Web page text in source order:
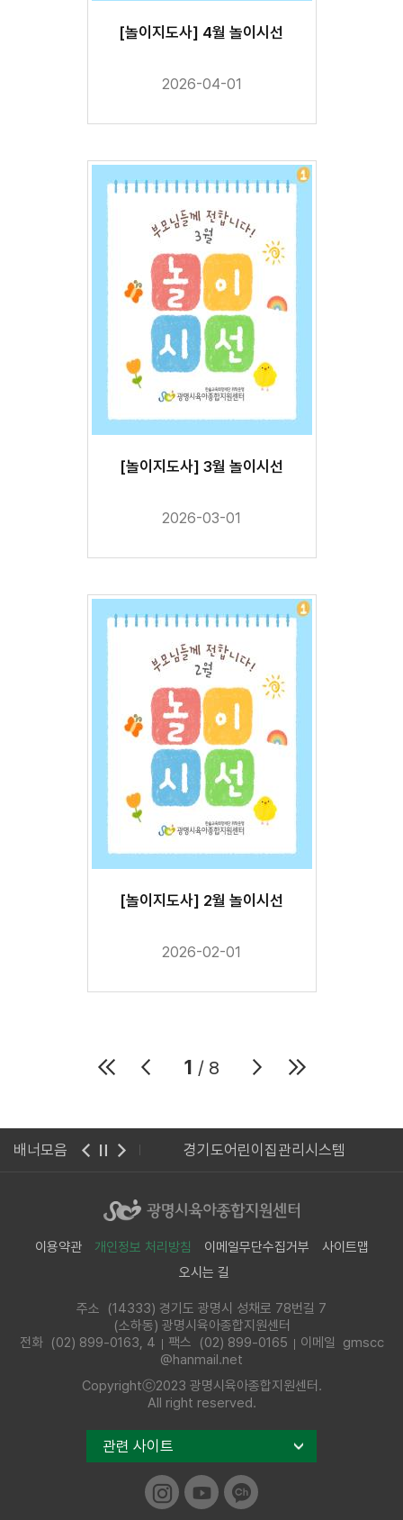
[놀이지도사] 4월 놀이시선
2026-04-01
[놀이지도사] 3월 놀이시선
2026-03-01
[놀이지도사] 2월 놀이시선
2026-02-01
1 / 8
배너모음
시청 경기도어린이집관리시스템
이용약관 개인정보 처리방침 이메일무단수집거부
사이트맵
오시는 길
주소 (14333) 경기도 광명시 성채로 78번길 7
(소하동) 광명시육아종합지원센터
전화 (02) 899-0163, 4 팩스 (02) 899-0165
이메일 gmscc
@hanmail.net
Copyrightⓒ2023 광명시육아종합지원센터.
All right reserved.
관련 사이트